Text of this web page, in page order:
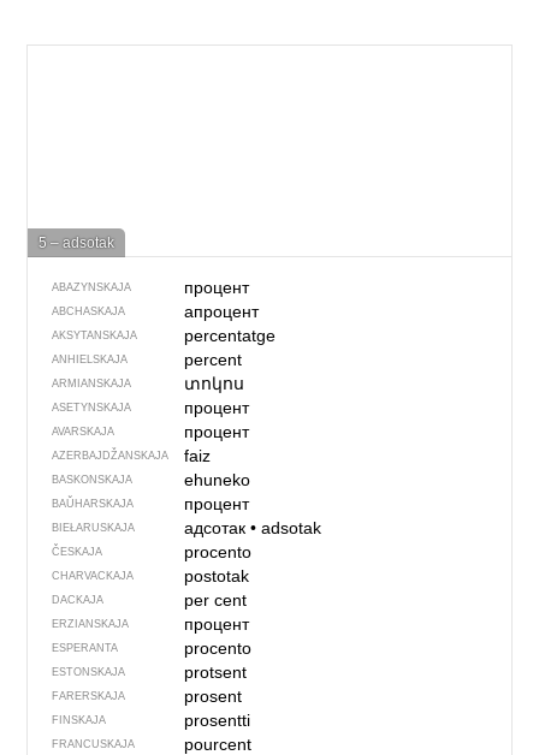
5 – adsotak
ABAZYNSKAJA процент
ABCHASKAJA апроцент
AKSYTANSKAJA percentatge
ANHIELSKAJA percent
ARMIANSKAJA տոկոս
ASETYNSKAJA процент
AVARSKAJA процент
AZERBAJDŽAN­SKAJA faiz
BASKONSKAJA ehuneko
BAŬHARSKAJA процент
BIEŁARUSKAJA адсотак• adsotak
ČESKAJA procento
CHARVACKAJA postotak
DACKAJA per cent
ERZIANSKAJA процент
ESPERANTA procento
ESTONSKAJA protsent
FARERSKAJA prosent
FINSKAJA prosentti
FRANCUSKAJA pourcent